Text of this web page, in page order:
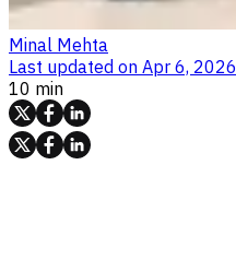
Minal Mehta
Last updated on Apr 6, 2026
10 min